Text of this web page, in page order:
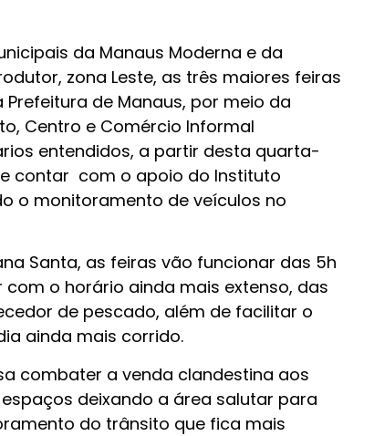
da Manaus Moderna e da
zona Leste, as três maiores feiras
de Manaus, por meio da
Centro e Comércio Informal
entendidos, a partir desta quarta-
contar com o apoio do Instituto
o monitoramento de veículos no
Santa, as feiras vão funcionar das 5h
o horário ainda mais extenso, das
de pescado, além de facilitar o
ainda mais corrido.
combater a venda clandestina aos
deixando a área salutar para
do trânsito que fica mais